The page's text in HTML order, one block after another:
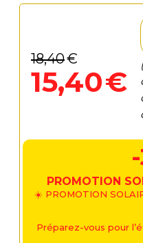
18,40€
15,40€
PROMOTION
☀️ PROMOTION
Préparez-vous pour